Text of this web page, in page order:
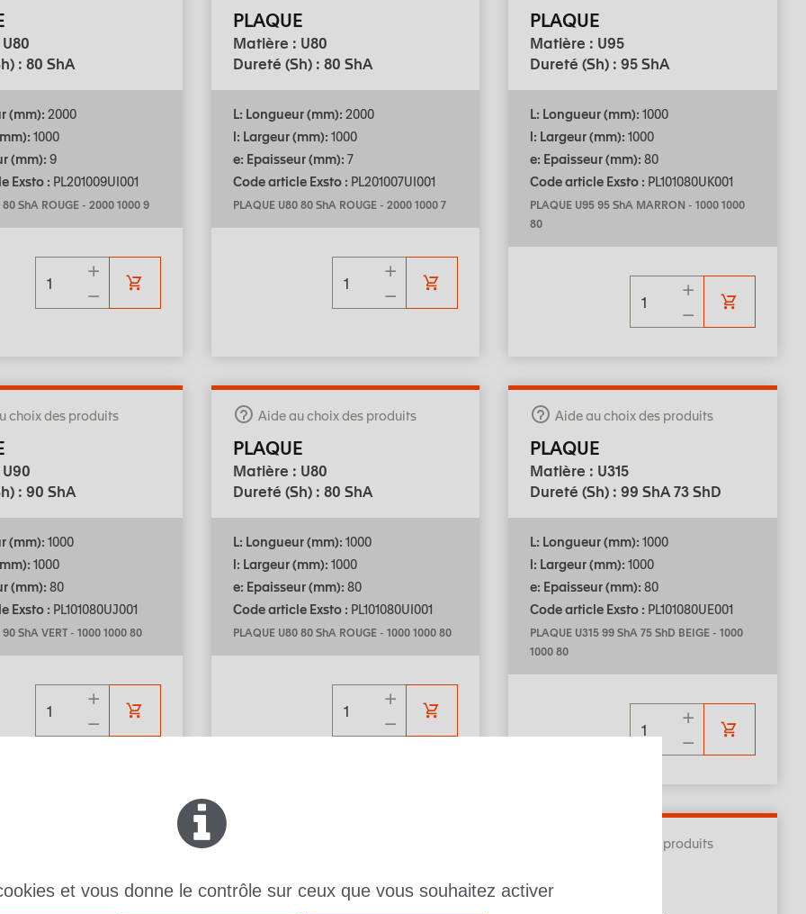
: 80 ShA
(mm): 2000
1000
(mm): 9
Exsto : PL201009UI001
ShA ROUGE - 2000 1000 9
PLAQUE
Matière : U80
Dureté (Sh) : 80 ShA
L: Longueur (mm): 2000
l: Largeur (mm): 1000
e: Epaisseur (mm): 7
Code article Exsto : PL201007UI001
PLAQUE U80 80 ShA ROUGE- 2000 1000 7
PLAQUE
Matière : U95
Dureté (Sh) : 95 ShA
L: Longueur (mm):1000
l: Largeur (mm):1000
e: Epaisseur (mm):80
Code article Exsto : PL101080UK001
PLAQUE U95 95 ShA MARRON -1000 1000
80
choix des produits
: 90 ShA
(mm): 1000
1000
(mm): 80
Exsto : PL101080UJ001
ShA VERT - 1000 1000 80
Aide au choix des produits
PLAQUE
Matière : U80
Dureté (Sh) : 80 ShA
L: Longueur (mm): 1000
l: Largeur (mm): 1000
e: Epaisseur (mm): 80
Code article Exsto : PL101080UI001
PLAQUE U80 80 ShA ROUGE- 1000 1000 80
Aide au choix des produits
PLAQUE
Matière : U315
Dureté (Sh) : 99 ShA 73 ShD
L: Longueur (mm):1000
l: Largeur (mm):1000
e: Epaisseur (mm):80
Code article Exsto : PL101080UE001
PLAQUE U315 99 ShA 75 ShD BEIGE -1000
1000 80
Matière : R900
Aide au choix des produits
Matière : R800
et vous donne le contrôle sur ceux que vous souhaitez activer